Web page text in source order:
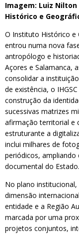
Imagem: Luiz
Histórico e
O Instituto Histórico e
entrou numa nova
antropólogo e
Açores e Salamanca,
consolidar a
de existência, o
construção da
sucessivas matrizes
afirmação territorial e
estruturante a
inclui milhares de
periódicos,
documental do Estado.
No plano
dimensão
entidade e a Região
marcada por uma
projetos conjuntos,